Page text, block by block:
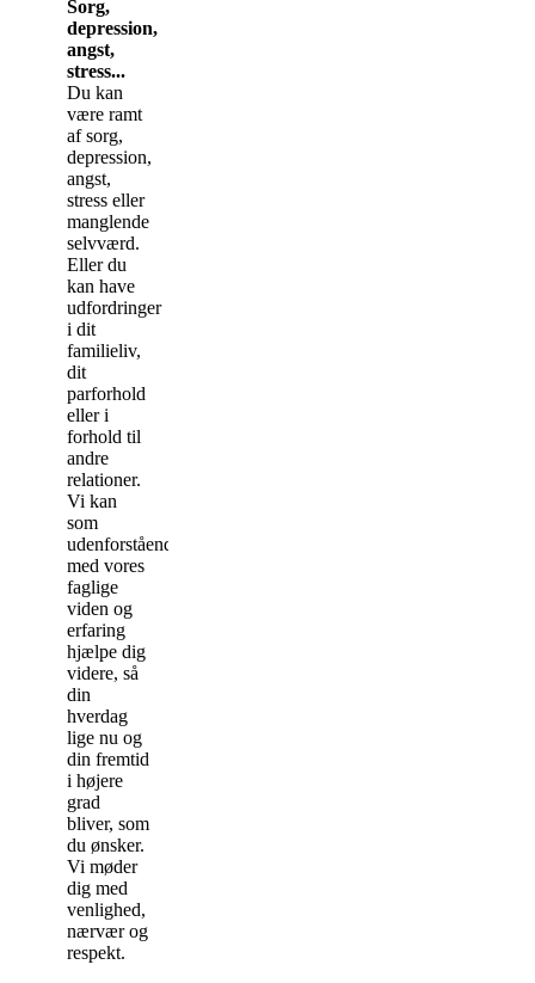
Sorg,
depression,
angst,
stress...
Du kan
være ramt
af sorg,
depression,
angst,
stress eller
manglende
selvværd.
Eller du
kan have
udfordringer
i dit
familieliv,
dit
parforhold
eller i
forhold til
andre
relationer.
Vi kan
som
udenforstående
med vores
faglige
viden og
erfaring
hjælpe dig
videre, så
din
hverdag
lige nu og
din fremtid
i højere
grad
bliver, som
du ønsker.
Vi møder
dig med
venlighed,
nærvær og
respekt.